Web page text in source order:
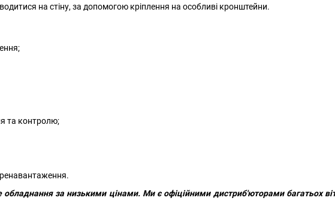
на стіну, за допомогою кріплення на особливі кронштейни.
та контролю;
за низькими цінами. Ми є офіційними дистриб'юторами багатьох